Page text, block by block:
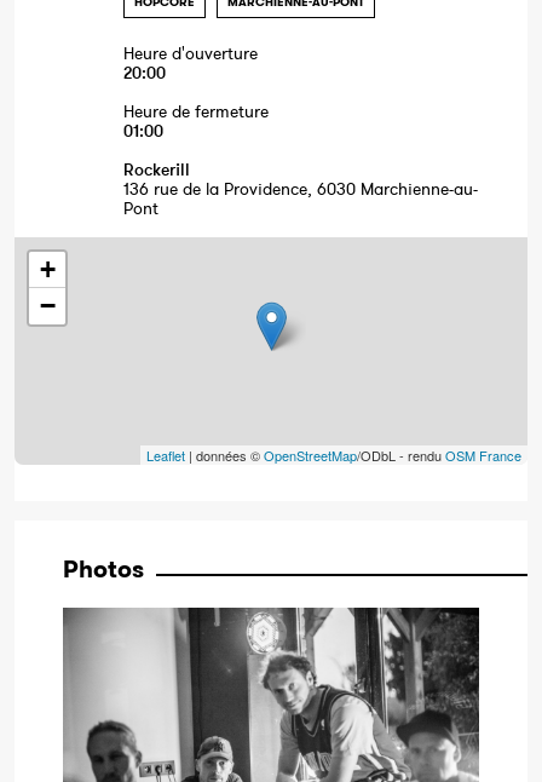
Heure d'ouverture
20:00
Heure de fermeture
01:00
Rockerill
136 rue de la Providence, 6030 Marchienne-au-
Pont
+
−
Leaflet | données ©OpenStreetMap/ODbL - renduOSM France
Photos